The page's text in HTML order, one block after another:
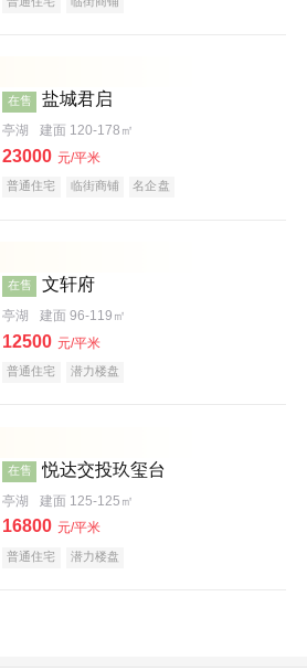
在售 盐城君启
亭湖 建面 120-178㎡
23000 元/平米
普通住宅 临街商铺 名企盘
在售 文轩府
亭湖 建面 96-119㎡
12500 元/平米
普通住宅 潜力楼盘
在售 悦达交投玖玺台
亭湖 建面 125-125㎡
16800 元/平米
普通住宅 潜力楼盘